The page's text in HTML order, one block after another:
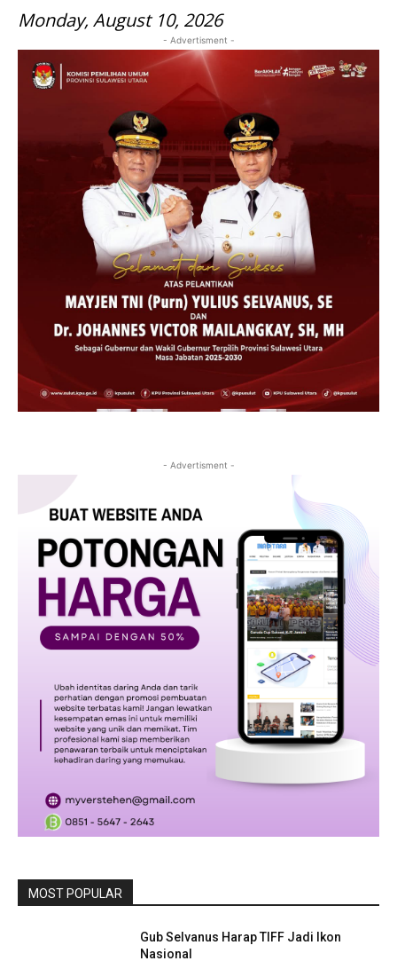
Monday, August 10, 2026
- Advertisment -
- Advertisment -
MOST POPULAR
Gub Selvanus Harap TIFF Jadi Ikon
Nasional